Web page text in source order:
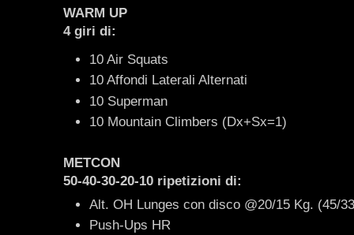
WARM UP
4 giri di:
10 Air Squats
10 Affondi Laterali Alternati
10 Superman
10 Mountain Climbers (Dx+Sx=1)
METCON
50-40-30-20-10 ripetizioni di:
Alt. OH Lunges con disco @20/15 Kg. (45/
Push-Ups HR